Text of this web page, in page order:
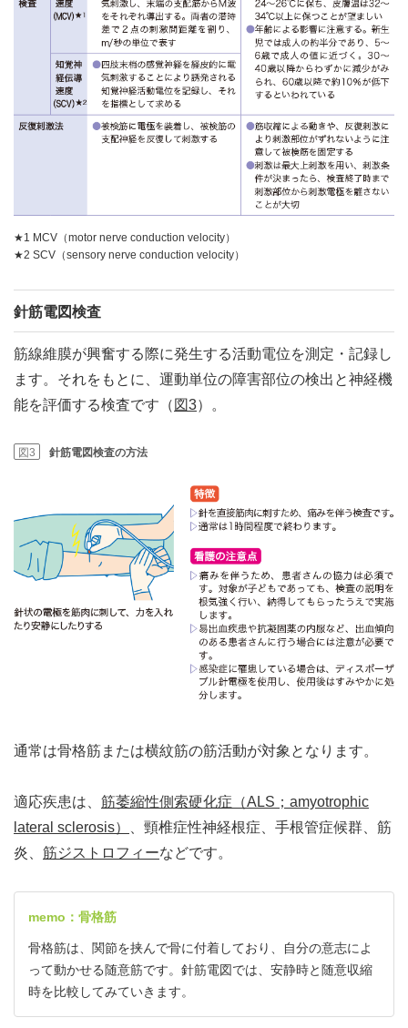
★1 MCV（motor nerve conduction velocity）
★2 SCV（sensory nerve conduction velocity）
針筋電図検査
筋線維膜が興奮する際に発生する活動電位を測定・記録し
ます。それをもとに、運動単位の障害部位の検出と神経機
能を評価する検査です（ 図3）。
図3 針筋電図検査の方法
通常は骨格筋または横紋筋の筋活動が対象となります。
適応疾患は、 筋萎縮性側索硬化症（ALS；amyotrophic
lateral sclerosis）
、頸椎症性神経根症、手根管症候群、筋
炎、 筋ジストロフィーなどです。
memo：骨格筋
骨格筋は、関節を挟んで骨に付着しており、自分の意志によ
って動かせる随意筋です。針筋電図では、安静時と随意収縮
時を比較してみていきます。